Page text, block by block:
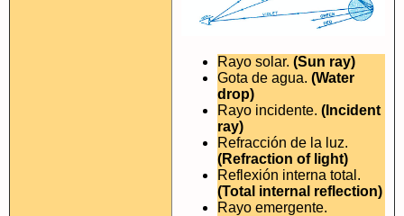
Rayo solar. (Sun ray)
Gota de agua. (Water
drop)
Rayo incidente. (Incident
ray)
Refracción de la luz.
(Refraction of light)
Reflexión interna total.
(Total internal reflection)
Rayo emergente.